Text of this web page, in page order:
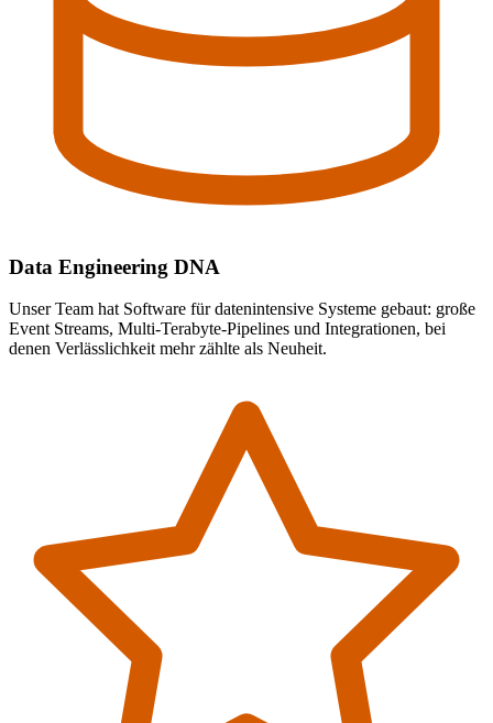
Data Engineering DNA
Unser Team hat Software für datenintensive Systeme gebaut: große
Event Streams, Multi-Terabyte-Pipelines und Integrationen, bei
denen Verlässlichkeit mehr zählte als Neuheit.